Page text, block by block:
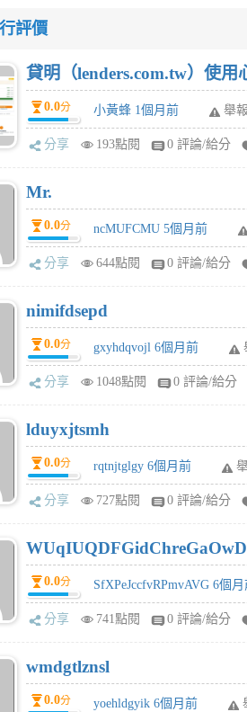
評價
貸明（lenders.com.tw）使
0.0分 小黃蜂 1個月前 舉報
分享 193點閱 0 評論/給分
Mr.
0.0分 ncMUFCMU 5個月前
分享 644點閱 0 評論/給分
nimifdsepd
0.0分 gxyhdqvojl 6個月前
分享 1048點閱 0 評論/給分
lduyxjtsmh
0.0分 rqtnjtglgy 6個月前
分享 727點閱 0 評論/給分
0.0分 SfXPeJccfvRPmvAVG 6個
分享 741點閱 0 評論/給分
wmdgtlznsl
0.0分 yoehldgyik 6個月前